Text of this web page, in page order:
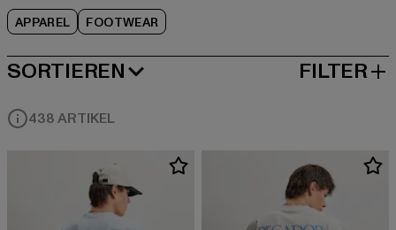
APPAREL FOOTWEAR
SORTIEREN
BELIEBTESTE FILTER
438 ARTIKEL